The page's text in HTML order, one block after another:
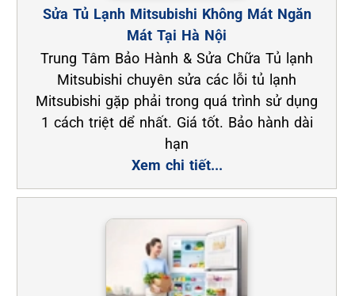
Sửa Tủ Lạnh Mitsubishi Không Mát Ngăn
Mát Tại Hà Nội
Trung Tâm Bảo Hành & Sửa Chữa Tủ lạnh
Mitsubishi chuyên sửa các lỗi tủ lạnh
Mitsubishi gặp phải trong quá trình sử dụng
1 cách triệt dể nhất. Giá tốt. Bảo hành dài
hạn
Xem chi tiết...